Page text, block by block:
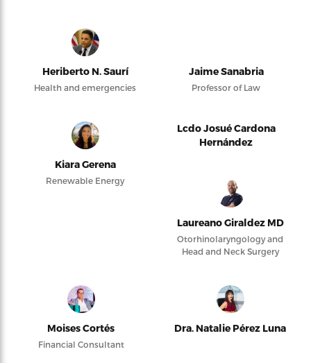
Heriberto N. Saurí
Health and emergencies
Jaime Sanabria
Professor of Law
Kiara Gerena
Renewable Energy
Lcdo Josué Cardona
Hernández
Laureano Giraldez MD
Otorhinolaryngology and
Head and Neck Surgery
Moises Cortés
Financial Consultant
Dra. Natalie Pérez Luna